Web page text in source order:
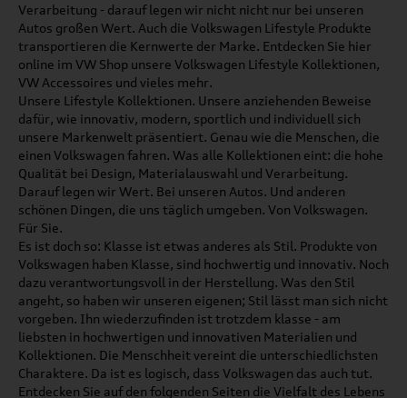
Verarbeitung - darauf legen wir nicht nicht nur bei unseren
Autos großen Wert. Auch die Volkswagen Lifestyle Produkte
transportieren die Kernwerte der Marke. Entdecken Sie hier
online im VW Shop unsere Volkswagen Lifestyle Kollektionen,
VW Accessoires und vieles mehr.
Unsere Lifestyle Kollektionen. Unsere anziehenden Beweise
dafür, wie innovativ, modern, sportlich und individuell sich
unsere Markenwelt präsentiert. Genau wie die Menschen, die
einen Volkswagen fahren. Was alle Kollektionen eint: die hohe
Qualität bei Design, Materialauswahl und Verarbeitung.
Darauf legen wir Wert. Bei unseren Autos. Und anderen
schönen Dingen, die uns täglich umgeben. Von Volkswagen.
Für Sie.
Es ist doch so: Klasse ist etwas anderes als Stil. Produkte von
Volkswagen haben Klasse, sind hochwertig und innovativ. Noch
dazu verantwortungsvoll in der Herstellung. Was den Stil
angeht, so haben wir unseren eigenen; Stil lässt man sich nicht
vorgeben. Ihn wiederzufinden ist trotzdem klasse - am
liebsten in hochwertigen und innovativen Materialien und
Kollektionen. Die Menschheit vereint die unterschiedlichsten
Charaktere. Da ist es logisch, dass Volkswagen das auch tut.
Entdecken Sie auf den folgenden Seiten die Vielfalt des Lebens